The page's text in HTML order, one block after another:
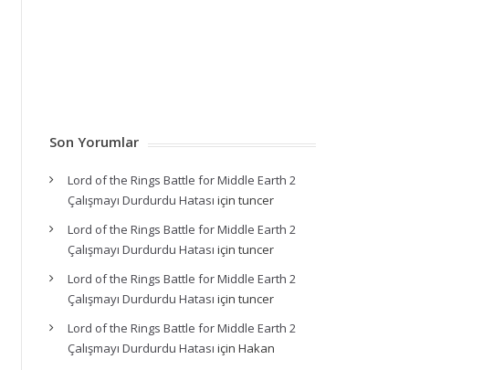
Son Yorumlar
Lord of the Rings Battle for Middle Earth 2
Çalışmayı Durdurdu Hatası için tuncer
Lord of the Rings Battle for Middle Earth 2
Çalışmayı Durdurdu Hatası için tuncer
Lord of the Rings Battle for Middle Earth 2
Çalışmayı Durdurdu Hatası için tuncer
Lord of the Rings Battle for Middle Earth 2
Çalışmayı Durdurdu Hatası için Hakan